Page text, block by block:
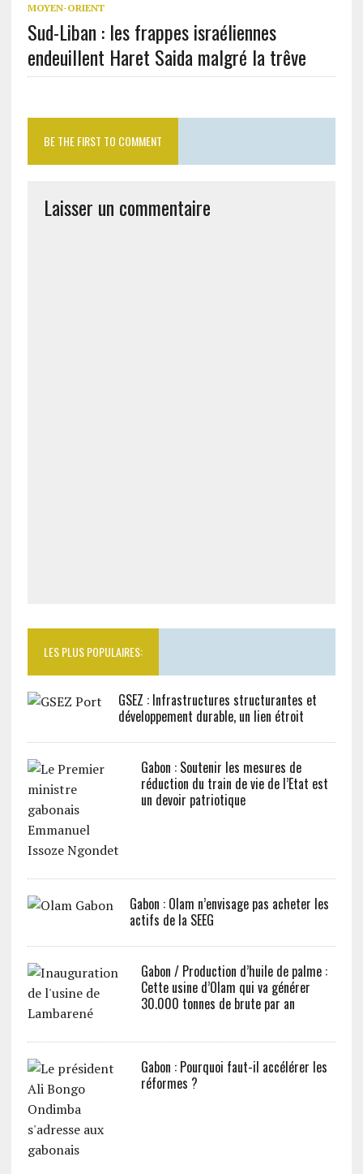
MOYEN-ORIENT
Sud-Liban : les frappes israéliennes
endeuillent Haret Saida malgré la trêve
BE THE FIRST TO COMMENT
Laisser un commentaire
LES PLUS POPULAIRES:
GSEZ : Infrastructures structurantes et
développement durable, un lien étroit
Gabon : Soutenir les mesures de
réduction du train de vie de l’Etat est
un devoir patriotique
Gabon : Olam n’envisage pas acheter les
actifs de la SEEG
Gabon / Production d’huile de palme :
Cette usine d’Olam qui va générer
30.000 tonnes de brute par an
Gabon : Pourquoi faut-il accélérer les
réformes ?